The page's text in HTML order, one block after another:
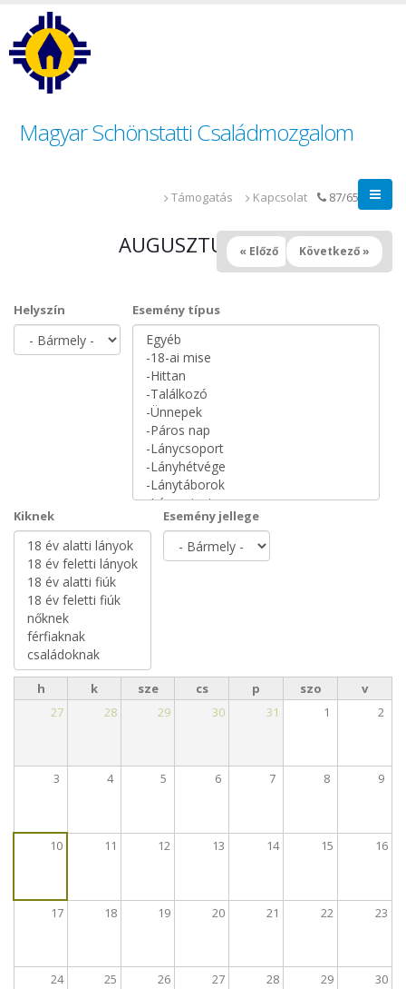
Magyar Schönstatti Családmozgalom
Támogatás Kapcsolat 87/655-014
AUGUSZTUS 2026
« Előző Következő »
Helyszín Esemény típus
Kiknek Esemény jellege
h k sze cs p szo
v
27
28 29 30 31 1 2
3 4 5 6 7 8 9
10 11 12 13 14 15 16
17 18 19 20 21 22 23
24 25 26 27 28 29 30